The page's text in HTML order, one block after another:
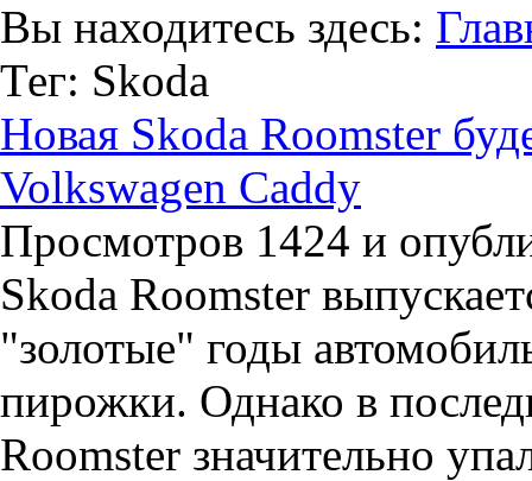
Вы находитесь здесь:
Тег: Skoda
Новая Skoda Roomster
Volkswagen Caddy
Просмотров 1424 и
Skoda Roomster
"золотые" годы
пирожки. Однако в
Roomster значительно